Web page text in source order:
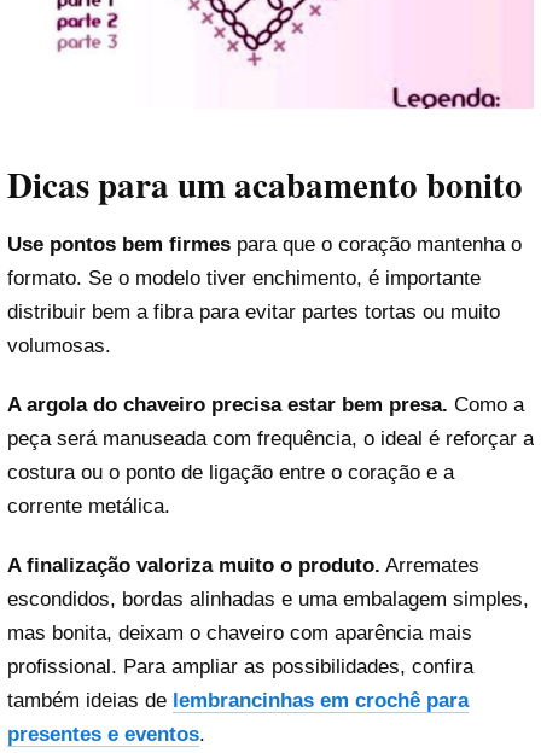
Dicas para um acabamento bonito
Use pontos bem firmes para que o coração mantenha o
formato. Se o modelo tiver enchimento, é importante
distribuir bem a fibra para evitar partes tortas ou muito
volumosas.
A argola do chaveiro precisa estar bem presa. Como a
peça será manuseada com frequência, o ideal é reforçar a
costura ou o ponto de ligação entre o coração e a
corrente metálica.
A finalização valoriza muito o produto. Arremates
escondidos, bordas alinhadas e uma embalagem simples,
mas bonita, deixam o chaveiro com aparência mais
profissional. Para ampliar as possibilidades, confira
também ideias de lembrancinhas em crochê para
presentes e eventos.